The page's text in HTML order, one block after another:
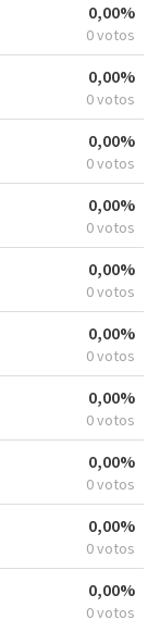
0,00%
0 votos
0,00%
0 votos
0,00%
0 votos
0,00%
0 votos
0,00%
0 votos
0,00%
0 votos
0,00%
0 votos
0,00%
0 votos
0,00%
0 votos
0,00%
0 votos